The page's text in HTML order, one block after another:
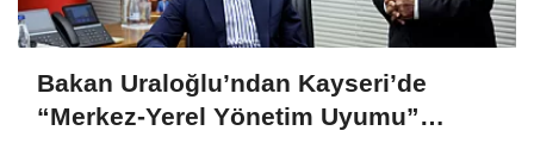
Bakan Uraloğlu’ndan Kayseri’de
“Merkez-Yerel Yönetim Uyumu”